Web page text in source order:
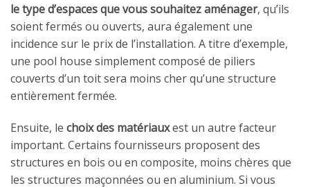
le type d’espaces que vous souhaitez aménager, qu’ils
soient fermés ou ouverts, aura également une
incidence sur le prix de l’installation. A titre d’exemple,
une pool house simplement composé de piliers
couverts d’un toit sera moins cher qu’une structure
entièrement fermée.
Ensuite, le choix des matériauxest un autre facteur
important. Certains fournisseurs proposent des
structures en bois ou en composite, moins chères que
les structures maçonnées ou en aluminium. Si vous